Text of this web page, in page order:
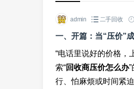
admin 二手回收
一、开篇：当“压价”
“电话里说好的价格
索“回收商压价怎么办
行、怕麻烦或时间紧